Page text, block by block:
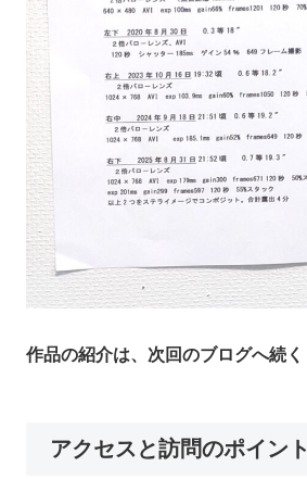
作品の紹介は、次回のブログへ続く
アクセスと訪問のポイント